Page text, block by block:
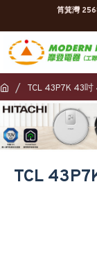
筲箕灣
TCL 43P7K 43吋
TCL